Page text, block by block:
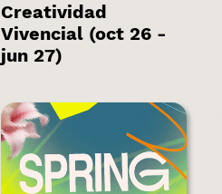
Creatividad
Vivencial (oct 26 -
jun 27)
Hay plazas
disponibles.